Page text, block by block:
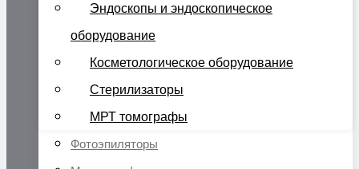
Эндоскопы и эндоскопическое
оборудование
Косметологическое оборудование
Стерилизаторы
МРТ томографы
Фотоэпиляторы